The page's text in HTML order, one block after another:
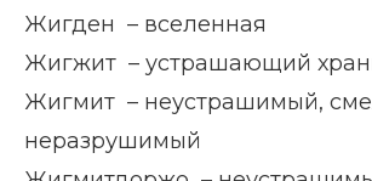
Жигден – вселенная
Жигжит – устрашающий
Жигмит – неустрашимый,
неразрушимый